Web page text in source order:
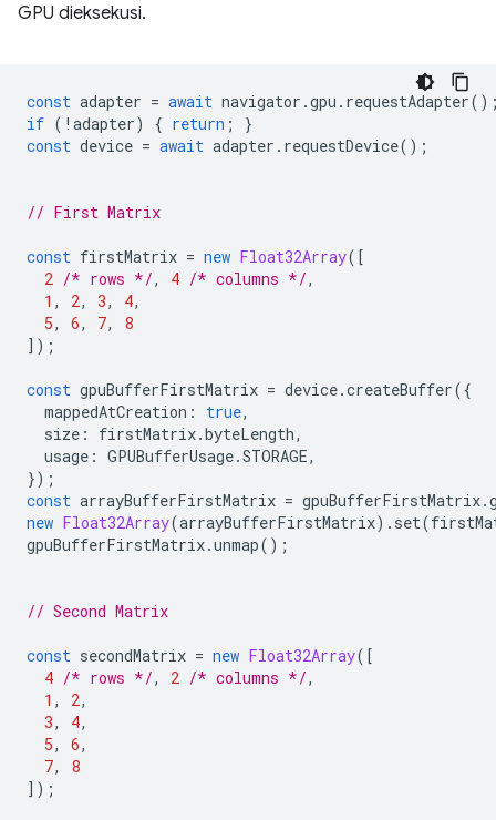
GPU dieksekusi.
const adapter = await navigator .gpu . requestAdapter
if ( ! adapter) { return ;
}
const device = await adapter . requestDevice();
// First Matrix
const firstMatrix = new Float32Array([
2 /* rows */, 4 /* columns */,
1 , 2, 3, 4,
5, 6, 7,
8
]);
const gpuBufferFirstMatrix = device.createBuffer({
mappedAtCreation : true,
size : firstMatrix.byteLength,
usage : GPUBufferUsage.STORAGE,
});
const arrayBufferFirstMatrix = gpuBufferFirstMatrix.
new Float32Array(arrayBufferFirstMatrix). set(
gpuBufferFirstMatrix.unmap();
// Second Matrix
const secondMatrix = new Float32Array([
4 /* rows */, 2 /* columns */,
1 , 2,
3, 4,
5, 6,
7,
8
]);